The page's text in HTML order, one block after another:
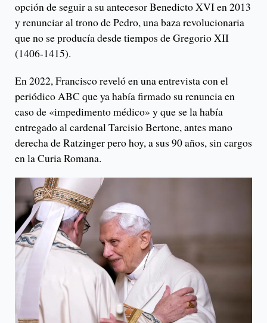
opción de seguir a su antecesor Benedicto XVI en 2013
y renunciar al trono de Pedro, una baza revolucionaria
que no se producía desde tiempos de Gregorio XII
(1406-1415).
En 2022, Francisco reveló en una entrevista con el
periódico ABC que ya había firmado su renuncia en
caso de «impedimento médico» y que se la había
entregado al cardenal Tarcisio Bertone, antes mano
derecha de Ratzinger pero hoy, a sus 90 años, sin cargos
en la Curia Romana.